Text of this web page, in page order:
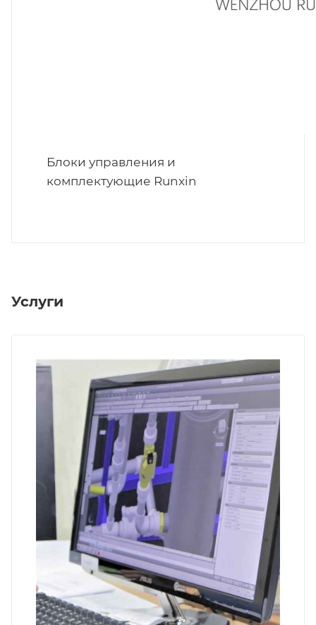
Блоки управления и
комплектующие Runxin
Услуги